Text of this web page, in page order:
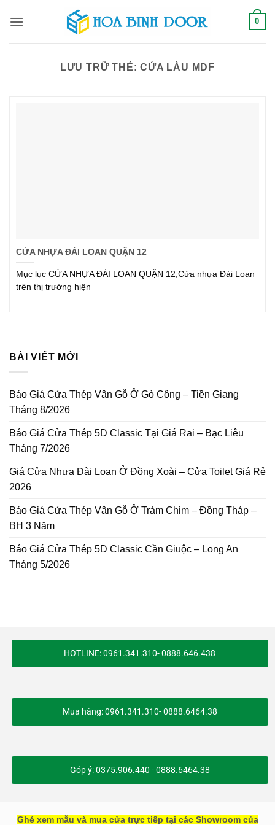
qua
0
LƯU TRỮ THẺ:CỬA LÀU MDF
CỬA NHỰA ĐÀI LOAN QUẬN 12
Mục lục CỬA NHỰA ĐÀI LOAN QUẬN 12,Cửa nhựa Đài Loan
trên thị trường hiện
BÀI VIẾT MỚI
Báo Giá Cửa Thép Vân Gỗ Ở Gò Công – Tiền Giang
Tháng 8/2026
Báo Giá Cửa Thép 5D Classic Tại Giá Rai – Bạc Liêu
Tháng 7/2026
Giá Cửa Nhựa Đài Loan Ở Đồng Xoài – Cửa Toilet Giá Rẻ
2026
Báo Giá Cửa Thép Vân Gỗ Ở Tràm Chim – Đồng Tháp –
BH 3 Năm
Báo Giá Cửa Thép 5D Classic Cần Giuộc – Long An
Tháng 5/2026
HOTLINE: 0961.341.310- 0888.646.438
Mua hàng: 0961.341.310- 0888.6464.38
Góp ý: 0375.906.440 - 0888.6464.38
Ghé xem mẫu và mua cửa trực tiếp tại các Showroom của